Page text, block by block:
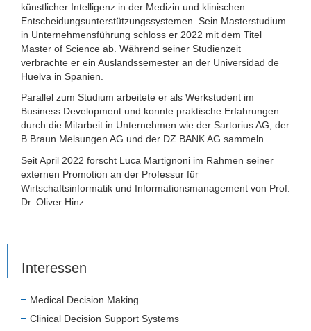
künstlicher Intelligenz in der Medizin und klinischen
Entscheidungsunterstützungssystemen. Sein Masterstudium
in Unternehmensführung schloss er 2022 mit dem Titel
Master of Science ab. Während seiner Studienzeit
verbrachte er ein Auslandssemester an der Universidad de
Huelva in Spanien.
Parallel zum Studium arbeitete er als Werkstudent im
Business Development und konnte praktische Erfahrungen
durch die Mitarbeit in Unternehmen wie der Sartorius AG, der
B.Braun Melsungen AG und der DZ BANK AG sammeln.
Seit April 2022 forscht Luca Martignoni im Rahmen seiner
externen Promotion an der Professur für
Wirtschaftsinformatik und Informationsmanagement von Prof.
Dr. Oliver Hinz.
Interessen
Medical Decision Making
Clinical Decision Support Systems